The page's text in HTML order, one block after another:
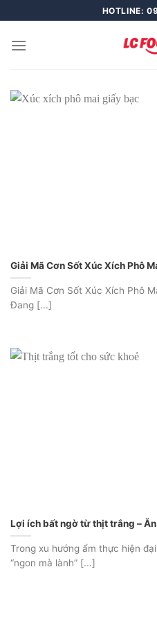
to
content
HOTLINE:
Giải Mã Cơn Sốt Xúc Xích Phô
Giải Mã Cơn Sốt Xúc Xích Phô
Đang [...]
Lợi ích bất ngờ từ thịt trắng –
Trong xu hướng ẩm thực hiện
“ngon mà lành” [...]